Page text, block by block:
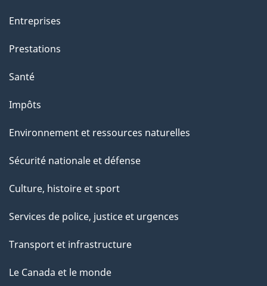
Entreprises
Prestations
Santé
Impôts
Environnement et ressources naturelles
Sécurité nationale et défense
Culture, histoire et sport
Services de police, justice et urgences
Transport et infrastructure
Le Canada et le monde